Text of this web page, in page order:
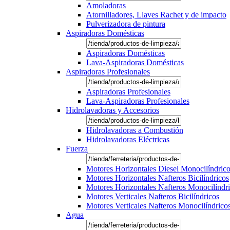
Amoladoras
Atornilladores, Llaves Rachet y de impacto
Pulverizadora de pintura
Aspiradoras Domésticas
Aspiradoras Domésticas
Lava-Aspiradoras Domésticas
Aspiradoras Profesionales
Aspiradoras Profesionales
Lava-Aspiradoras Profesionales
Hidrolavadoras y Accesorios
Hidrolavadoras a Combustión
Hidrolavadoras Eléctricas
Fuerza
Motores Horizontales Diesel
Motores Horizontales Nafteros Bicilíndricos
Motores Horizontales Nafteros
Motores Verticales Nafteros Bicilíndricos
Motores Verticales Nafteros
Agua